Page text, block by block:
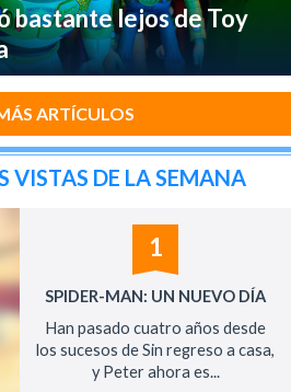
bastante lejos de Toy
ARTÍCULOS
VISTAS DE LA SEMANA
1
SPIDER-MAN: UN NUEVO DÍA
Han pasado cuatro años desde
los sucesos de Sin regreso a casa,
y Peter ahora es...